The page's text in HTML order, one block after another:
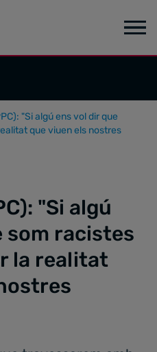
"Si algú ens vol dir que
que viuen els nostres
"Si algú
som racistes
la realitat